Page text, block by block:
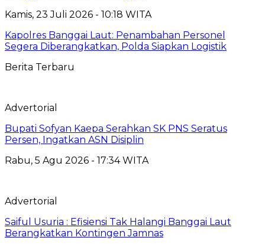
Kamis, 23 Juli 2026 - 10:18 WITA
Kapolres Banggai Laut: Penambahan Personel
Segera Diberangkatkan, Polda Siapkan Logistik
Berita Terbaru
Advertorial
Bupati Sofyan Kaepa Serahkan SK PNS Seratus
Persen, Ingatkan ASN Disiplin
Rabu, 5 Agu 2026 - 17:34 WITA
Advertorial
Saiful Usuria : Efisiensi Tak Halangi Banggai Laut
Berangkatkan Kontingen Jamnas